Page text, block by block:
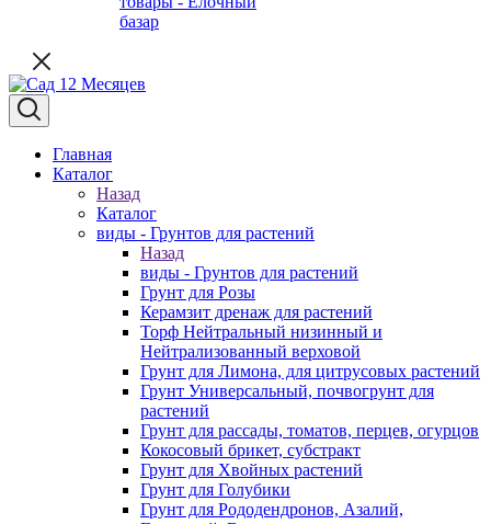
базар
Главная
Каталог
Назад
Каталог
виды - Грунтов для растений
Назад
виды - Грунтов для растений
Грунт для Розы
Керамзит дренаж для растений
Торф Нейтральный низинный и
Нейтрализованный верховой
Грунт для Лимона, для цитрусовых растений
Грунт Универсальный, почвогрунт для
растений
Грунт для рассады, томатов, перцев, огурцов
Кокосовый брикет, субстракт
Грунт для Хвойных растений
Грунт для Голубики
Грунт для Рододендронов, Азалий,